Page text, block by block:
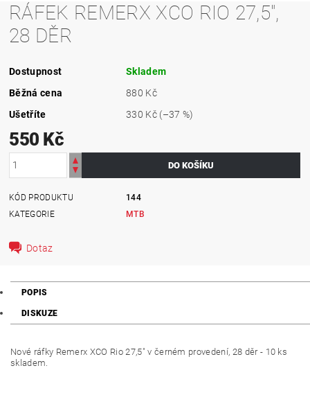
RÁFEK REMERX XCO RIO 27,5",
28 DĚR
Dostupnost
Skladem
Běžná cena
880 Kč
Ušetříte
330 Kč (–37 %)
550 Kč
KÓD PRODUKTU
144
KATEGORIE
MTB
Dotaz
POPIS
DISKUZE
Nové ráfky Remerx XCO Rio 27,5" v černém provedení, 28 děr - 10 ks
skladem.